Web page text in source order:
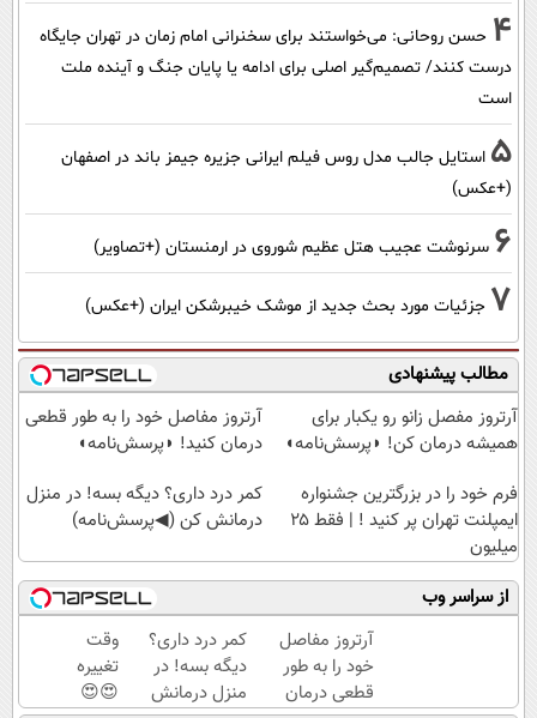
4 حسن روحانی: می‌خواستند برای سخنرانی امام زمان در تهران جایگاه
درست کنند/ تصمیم‌گیر اصلی برای ادامه یا پایان جنگ و آینده ملت
است
5 استایل جالب مدل روس فیلم ایرانی جزیره جیمز باند در اصفهان
(+عکس)
6 سرنوشت عجیب هتل عظیم شوروی در ارمنستان (+تصاویر)
7 جزئیات مورد بحث جدید از موشک خیبرشکن ایران (+عکس)
مطالب پیشنهادی
آرتروز مفصل زانو رو یکبار برای
همیشه درمان کن! ◗پرسش‌نامه◖
آرتروز مفاصل خود را به طور قطعی
درمان کنید! ◗پرسش‌نامه◖
فرم خود را در بزرگترین جشنواره
ایمپلنت تهران پر کنید ! | فقط ۲۵
میلیون
کمر درد داری؟ دیگه بسه! در منزل
درمانش کن (◀پرسش‌نامه)
از سراسر وب
آرتروز مفاصل
خود را به طور
قطعی درمان
کمر درد داری؟
دیگه بسه! در
منزل درمانش
وقت
تغییره
😍😍